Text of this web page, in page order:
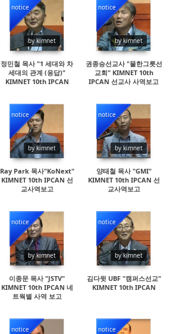
notice
by kimnet
15699
정민철 목사 "1 세대와 차
세대의 관계 (응답)"
KIMNET 10th IPCAN
notice
by kimnet
15556
권종승선교사 "물한그릇선
교회" KIMNET 10th
IPCAN 선교사 사역보고
notice
by kimnet
18742
Ray Park 목사"KoNext"
KIMNET 10th IPCAN 선
교사역보고
notice
by kimnet
16601
양태철 목사 "GMI"
KIMNET 10th IPCAN 선
교사역보고
notice
by kimnet
42400
이종문 목사 "JSTV"
KIMNET 10th IPCAN 네
트웍별 사역 보고
notice
by kimnet
18831
김다윗 UBF "캠퍼스선교"
KIMNET 10th IPCAN
notice notice